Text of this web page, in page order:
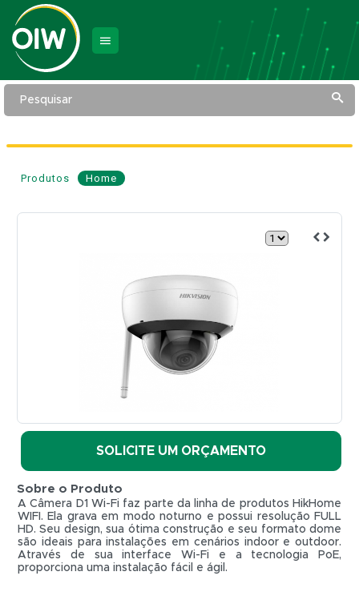
Pesquisar
Home
Produtos
Câmera
HIKVISION
HIKVISION
SOLICITE UM ORÇAMENTO
Sobre o Produto
A Câmera D1 Wi-Fi faz parte da linha de produtos HikHome
WIFI. Ela grava em modo noturno e possui resolução FULL
HD. Seu design, sua ótima construção e seu formato dome
são ideais para instalações em cenários indoor e outdoor.
Através de sua interface Wi-Fi e a tecnologia PoE,
proporciona uma instalação fácil e ágil.